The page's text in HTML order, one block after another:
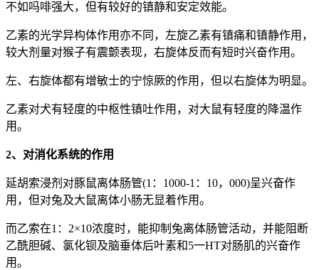
不如吗啡强大，但有较好的镇静和安定效能。
乙素的光学异构体作用亦不同，左旋乙素有镇痛和镇静作用，
较大剂量对猴子有震颤表现，右旋体反而有短时兴奋作用。
左、右旋体都有增敏士的宁惊厥的作用，但以右旋体为明显。
乙素对犬有轻度的中枢性镇吐作用，对大鼠有轻度的降温作
用。
2、对消化系统的作用
延胡索浸剂对豚鼠离体肠管(1：1000-1：10，000)呈兴奋作
用，但对兔及大鼠离体小肠无显着作用。
而乙索在1：2×10浓度时，能抑制兔离体肠管活动，并能阻断
乙酰胆碱、氯化钡及脑垂体后叶素和5一HT对肠肌的兴奋作
用。